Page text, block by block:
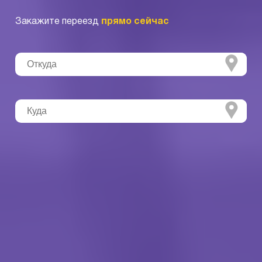
Закажите переезд прямо сейчас